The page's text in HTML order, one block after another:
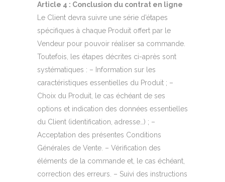
Article 4 : Conclusion du contrat en ligne
Le Client devra suivre une série d’étapes
spécifiques à chaque Produit offert par le
Vendeur pour pouvoir réaliser sa commande.
Toutefois, les étapes décrites ci-après sont
systématiques : – Information sur les
caractéristiques essentielles du Produit ; –
Choix du Produit, le cas échéant de ses
options et indication des données essentielles
du Client (identification, adresse…) ; –
Acceptation des présentes Conditions
Générales de Vente. – Vérification des
éléments de la commande et, le cas échéant,
correction des erreurs. – Suivi des instructions